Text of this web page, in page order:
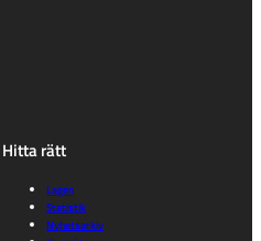
Hitta rätt
Lagen
Statistik
Nyhetsarkiv